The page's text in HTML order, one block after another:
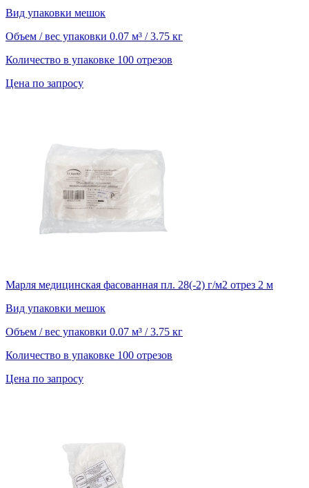
Вид упаковки мешок
Объем / вес упаковки 0.07 м³ / 3.75 кг
Количество в упаковке 100 отрезов
Цена по запросу
Марля медицинская фасованная пл. 28(-2) г/м2 отрез 2 м
Вид упаковки мешок
Объем / вес упаковки 0.07 м³ / 3.75 кг
Количество в упаковке 100 отрезов
Цена по запросу